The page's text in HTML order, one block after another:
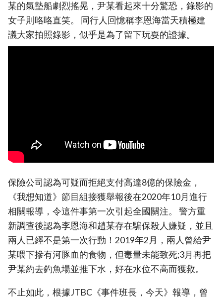
某的氣墊船劇烈搖晃，尹某看起來十分驚恐，錄影的
女子則咯咯直笑。 同行人回憶稱李恩海當天積極建
議大家拍照錄影，似乎是為了留下玩耍的證據。
保險公司認為可疑而拒絕支付高達8億的保險金，
《我想知道》節目組接獲舉報後在2020年10月進行
相關報導，令這件事第一次引起全國關注。 警方重
新調查後認為李恩海和趙某存在騙保殺人嫌疑，並且
兩人已經不是第一次行動！2019年2月，兩人曾給尹
某喂下摻有河豚血的食物，但毒量未能致死;3月再把
尹某約去釣魚場並推下水，好在水位不高而獲救。
不止如此，根據JTBC《事件班長，今天》報導，曾